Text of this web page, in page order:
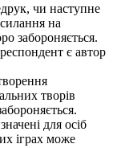
чи наступне
на
забороняється.
є автор
творів
для осіб
іграх може